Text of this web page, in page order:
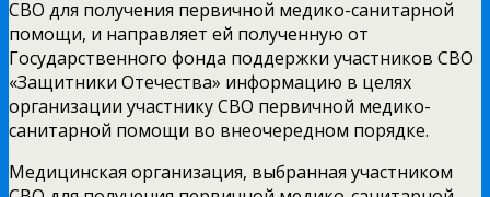
СВО для получения первичной медико-санитарной
помощи, и направляет ей полученную от
Государственного фонда поддержки участников СВО
«Защитники Отечества» информацию в целях
организации участнику СВО первичной медико-
санитарной помощи во внеочередном порядке.
Медицинская организация, выбранная участником